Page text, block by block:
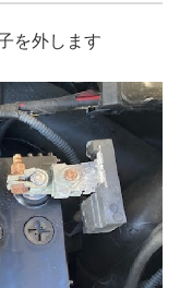
を外します